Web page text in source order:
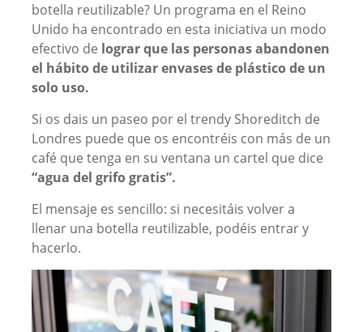
botella reutilizable? Un programa en el Reino
Unido ha encontrado en esta iniciativa un modo
efectivo de lograr que las personas abandonen
el hábito de utilizar envases de plástico de un
solo uso.
Si os dais un paseo por el trendy Shoreditch de
Londres puede que os encontréis con más de un
café que tenga en su ventana un cartel que dice
“agua del grifo gratis”.
El mensaje es sencillo: si necesitáis volver a
llenar una botella reutilizable, podéis entrar y
hacerlo.